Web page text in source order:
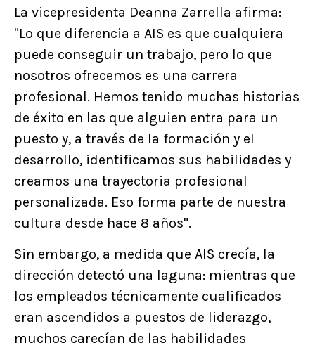
La vicepresidenta Deanna Zarrella afirma:
"Lo que diferencia a AIS es que cualquiera
puede conseguir un trabajo, pero lo que
nosotros ofrecemos es una carrera
profesional. Hemos tenido muchas historias
de éxito en las que alguien entra para un
puesto y, a través de la formación y el
desarrollo, identificamos sus habilidades y
creamos una trayectoria profesional
personalizada. Eso forma parte de nuestra
cultura desde hace 8 años".
Sin embargo, a medida que AIS crecía, la
dirección detectó una laguna: mientras que
los empleados técnicamente cualificados
eran ascendidos a puestos de liderazgo,
muchos carecían de las habilidades